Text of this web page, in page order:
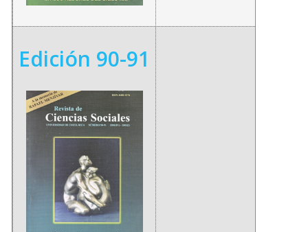
Edición 90-91